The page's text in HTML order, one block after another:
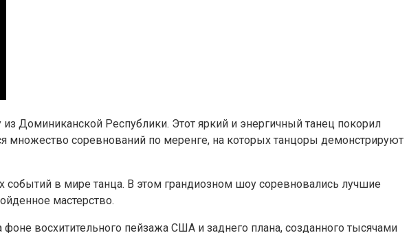
Доминиканской Республики. Этот яркий и энергичный танец покорил
соревнований по меренге, на которых танцоры демонстрируют
в мире танца. В этом грандиозном шоу соревновались лучшие
мастерство.
восхитительного пейзажа США и заднего плана, созданного тысячами